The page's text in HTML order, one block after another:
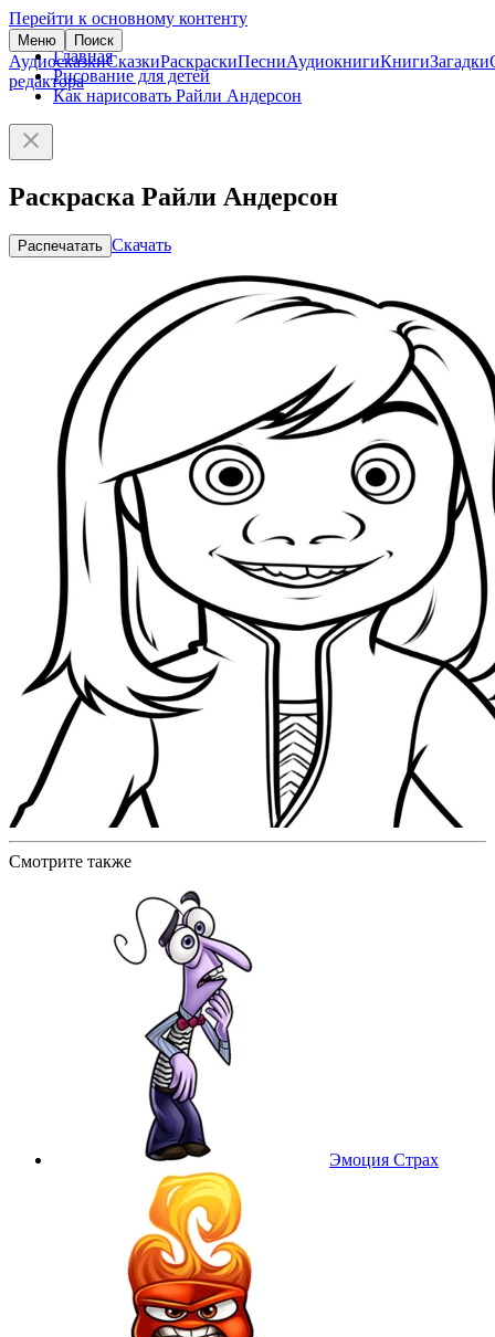
Перейти к основному контенту
Меню Поиск
АудиосказкиСказкиРаскраскиПесниАудиокнигиКнигиЗагадки
редактора
Главная
Рисование для детей
Как нарисовать Райли Андерсон
Раскраска Райли Андерсон
Распечатать Скачать
Смотрите также
Эмоция Страх